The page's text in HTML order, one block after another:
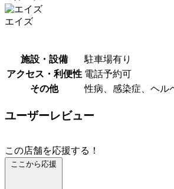
エイズ
施設・設備
駐車場有り
アクセス・利便性 電話予約可
その他
性病、感染症、ヘル
ユーザーレビュー
この店舗を応援する！
ここから応援